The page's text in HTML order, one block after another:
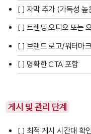
[ ] 자막 추가 (가독성 높
[ ] 트렌딩 오디오 또는
[ ] 브랜드 로고/워터마
[ ] 명확한 CTA 포함
게시 및 관리 단계
[ ] 최적 게시 시간대 확인